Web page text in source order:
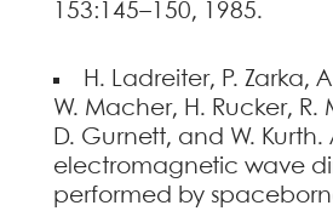
153:145–150, 1985.
H. Ladreiter, P. Zarka,
W. Macher, H. Rucker, R.
D. Gurnett, and W. Kurth.
electromagnetic wave
performed by